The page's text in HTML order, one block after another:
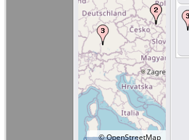
©OpenStreetMap